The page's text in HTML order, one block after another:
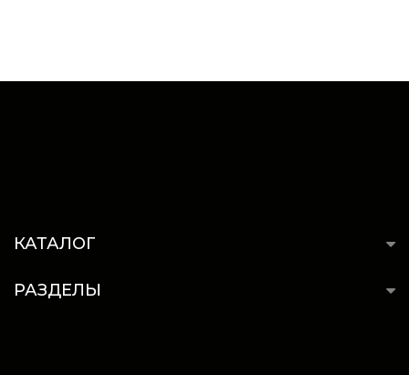
КАТАЛОГ
РАЗДЕЛЫ